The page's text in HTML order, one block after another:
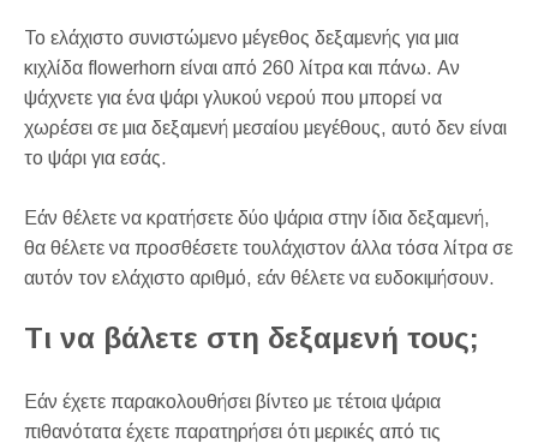
Το ελάχιστο συνιστώμενο μέγεθος δεξαμενής για μια
κιχλίδα flowerhorn είναι από 260 λίτρα και πάνω. Αν
ψάχνετε για ένα ψάρι γλυκού νερού που μπορεί να
χωρέσει σε μια δεξαμενή μεσαίου μεγέθους, αυτό δεν είναι
το ψάρι για εσάς.
Εάν θέλετε να κρατήσετε δύο ψάρια στην ίδια δεξαμενή,
θα θέλετε να προσθέσετε τουλάχιστον άλλα τόσα λίτρα σε
αυτόν τον ελάχιστο αριθμό, εάν θέλετε να ευδοκιμήσουν.
Τι να βάλετε στη δεξαμενή τους;
Εάν έχετε παρακολουθήσει βίντεο με τέτοια ψάρια
πιθανότατα έχετε παρατηρήσει ότι μερικές από τις